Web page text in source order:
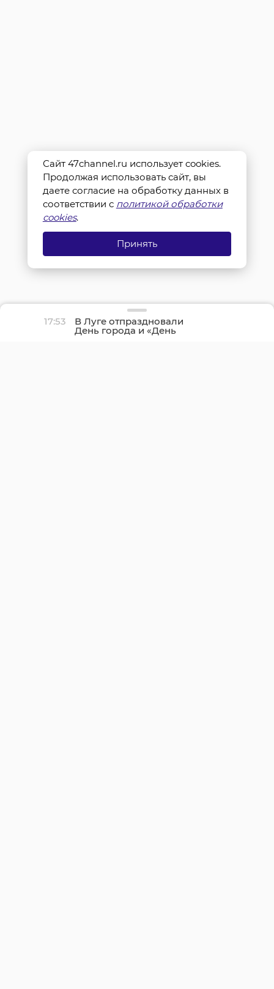
17:53 В Луге отпраздновали
День города и «День
детства»
Сайт 47channel.ru использует cookies.
Продолжая использовать сайт, вы
даете согласие на обработку данных в
соответствии с политикой обработки
cookies.
Принять